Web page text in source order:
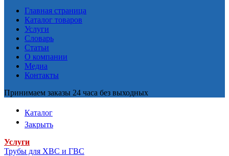
Главная страница
Каталог товаров
Услуги
Словарь
Статьи
О компании
Медиа
Контакты
Принимаем заказы 24 часа без выходных
Каталог
Закрыть
Услуги
Трубы для ХВС и ГВС